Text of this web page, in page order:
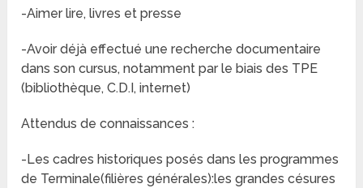
-Aimer lire, livres et presse
-Avoir déjà effectué une recherche documentaire
dans son cursus, notamment par le biais des TPE
(bibliothèque, C.D.I, internet)
Attendus de connaissances :
-Les cadres historiques posés dans les programmes
de Terminale(filières générales):les grandes césures